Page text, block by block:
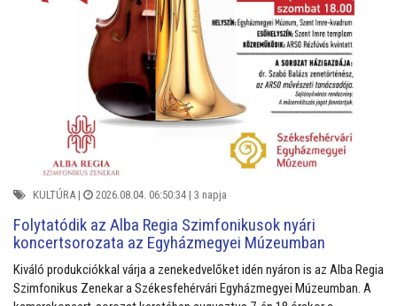
KULTÚRA | 2026.08.04. 06:50:34 | 3 napja
Folytatódik az Alba Regia Szimfonikusok nyári
koncertsorozata az Egyházmegyei Múzeumban
Kiváló produkciókkal várja a zenekedvelőket idén nyáron is az Alba Regia
Szimfonikus Zenekar a Székesfehérvári Egyházmegyei Múzeumban. A